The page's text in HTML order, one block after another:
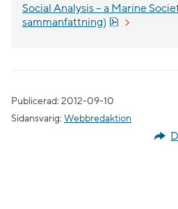
Social Analysis – a Marine
sammanfattning)
Pdf, 767.9
Publicerad: 2012-09-10
Sidansvarig: Webbredaktion